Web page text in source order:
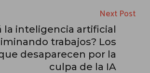
Next Post
la inteligencia artificial
trabajos? Los
desaparecen por la
culpa de la IA